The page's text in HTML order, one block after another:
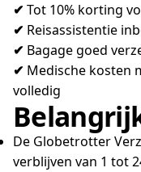
✔ Tot 10% korting
✔ Reisassistentie
✔ Bagage goed
✔ Medische kosten
volledig
De Globetrotter
verblijven van 1 tot